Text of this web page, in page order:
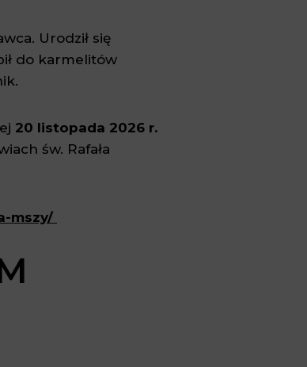
Urodził się
do karmelitów
20 listopada 2026 r.
św. Rafała
mszy/